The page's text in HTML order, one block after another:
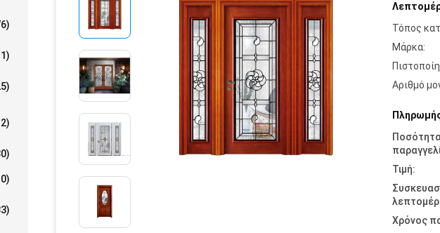
Τόπος
Μάρκα:
Αριθμό
Τιμή:
Χρόνος